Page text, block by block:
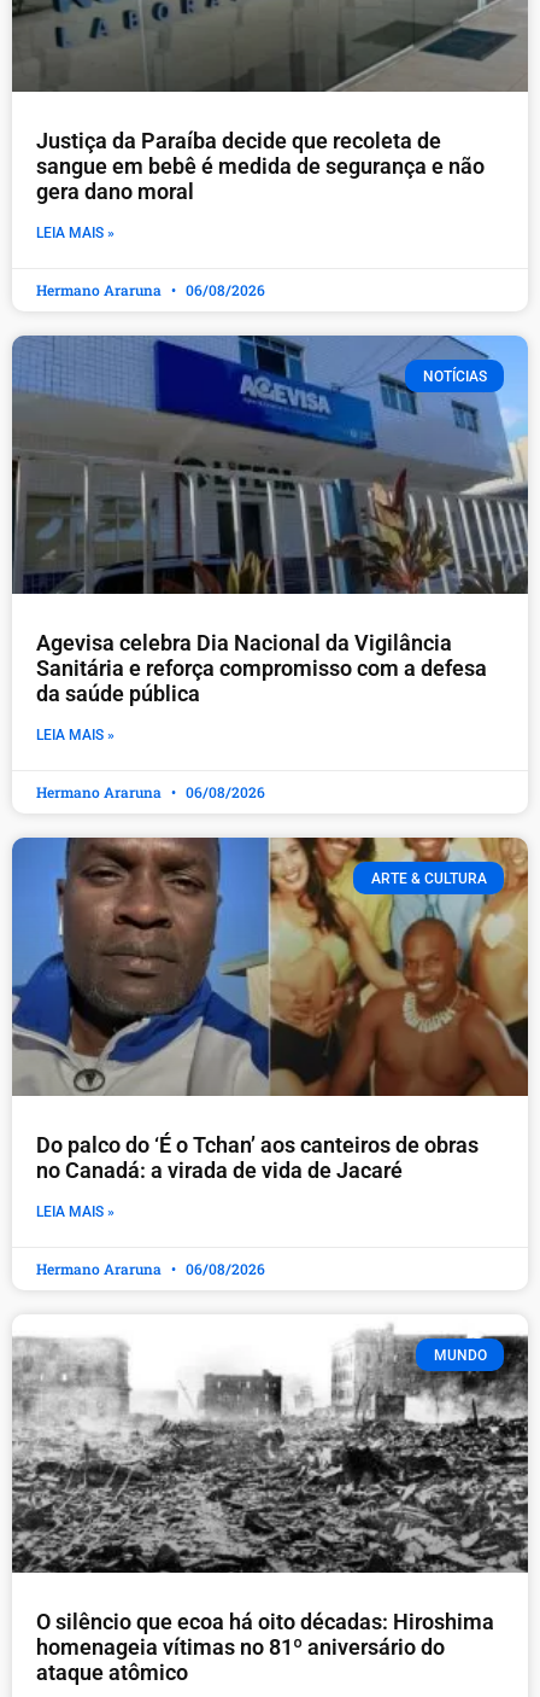
Justiça da Paraíba decide que recoleta de
sangue em bebê é medida de segurança e não
gera dano moral
LEIA MAIS »
Hermano Araruna 06/08/2026
NOTÍCIAS
Agevisa celebra Dia Nacional da Vigilância
Sanitária e reforça compromisso com a defesa
da saúde pública
LEIA MAIS »
Hermano Araruna 06/08/2026
ARTE & CULTURA
Do palco do ‘É o Tchan’ aos canteiros de obras
no Canadá: a virada de vida de Jacaré
LEIA MAIS »
Hermano Araruna 06/08/2026
MUNDO
O silêncio que ecoa há oito décadas: Hiroshima
homenageia vítimas no 81º aniversário do
ataque atômico